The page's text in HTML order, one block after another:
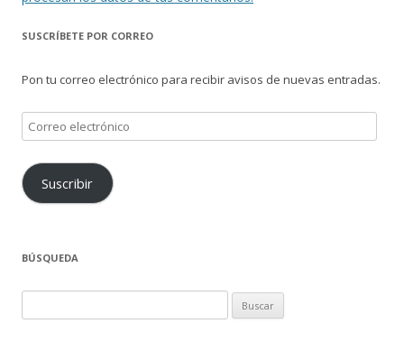
SUSCRÍBETE POR CORREO
Pon tu correo electrónico para recibir avisos de nuevas entradas.
Correo
electrónico
Suscribir
BÚSQUEDA